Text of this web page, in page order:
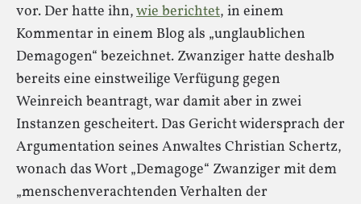
vor. Der hatte ihn,wie berichtet, in einem
Kommentar in einem Blog als „unglaublichen
Demagogen“ bezeichnet. Zwanziger hatte deshalb
bereits eine einstweilige Verfügung gegen
Weinreich beantragt, war damit aber in zwei
Instanzen gescheitert. Das Gericht widersprach der
Argumentation seines Anwaltes Christian Schertz,
wonach das Wort „Demagoge“ Zwanziger mit dem
„menschenverachtenden Verhalten der